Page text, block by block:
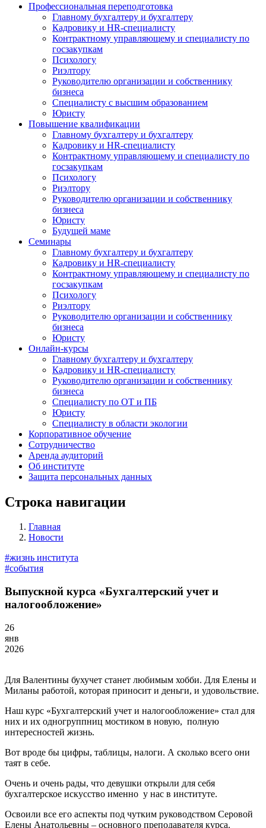
Профессиональная переподготовка
Главному бухгалтеру и бухгалтеру
Кадровику и HR-специалисту
Контрактному управляющему и специалисту по
госзакупкам
Психологу
Риэлтору
Руководителю организации и собственнику
бизнеса
Специалисту с высшим образованием
Юристу
Повышение квалификации
Главному бухгалтеру и бухгалтеру
Кадровику и HR-специалисту
Контрактному управляющему и специалисту по
госзакупкам
Психологу
Риэлтору
Руководителю организации и собственнику
бизнеса
Юристу
Будущей маме
Семинары
Главному бухгалтеру и бухгалтеру
Кадровику и HR-специалисту
Контрактному управляющему и специалисту по
госзакупкам
Психологу
Риэлтору
Руководителю организации и собственнику
бизнеса
Юристу
Онлайн-курсы
Главному бухгалтеру и бухгалтеру
Кадровику и HR-специалисту
Руководителю организации и собственнику
бизнеса
Специалисту по ОТ и ПБ
Юристу
Специалисту в области экологии
Корпоративное обучение
Сотрудничество
Аренда аудиторий
Об институте
Защита персональных данных
Строка навигации
Главная
Новости
#жизнь института
#события
Выпускной курса «Бухгалтерский учет и
налогообложение»
26
янв
2026
Для Валентины бухучет станет любимым хобби. Для Елены и
Миланы работой, которая приносит и деньги, и удовольствие.
Наш курс «Бухгалтерский учет и налогообложение» стал для
них и их одногруппниц мостиком в новую, полную
интересностей жизнь.
Вот вроде бы цифры, таблицы, налоги. А сколько всего они
таят в себе.
Очень и очень рады, что девушки открыли для себя
бухгалтерское искусство именно у нас в институте.
Освоили все его аспекты под чутким руководством Серовой
Елены Анатольевны – основного преподавателя курса.